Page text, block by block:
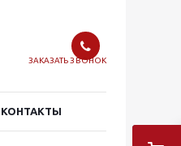
ЗАКАЗАТЬ ЗВОНОК
КОНТАКТЫ